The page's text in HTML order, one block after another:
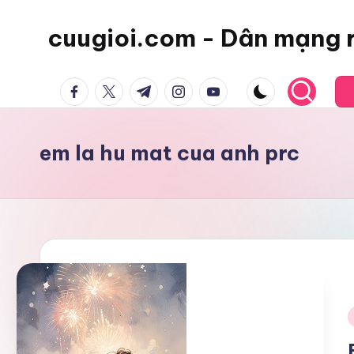
cuugioi.com - Dân mạng
facebook.com
twitter.com
t.me instagram.com
youtube.com
em la hu mat cua anh prc